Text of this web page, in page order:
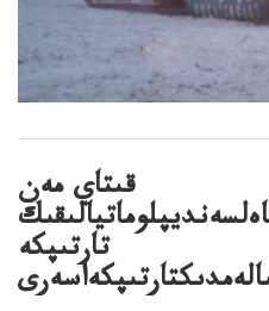
قىتاي مەن
تارتىپكە